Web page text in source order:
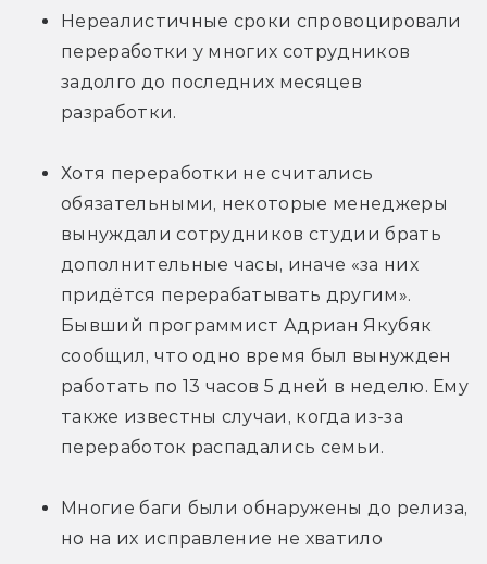
Нереалистичные сроки спровоцировали
переработки у многих сотрудников
задолго до последних месяцев
разработки.
Хотя переработки не считались
обязательными, некоторые менеджеры
вынуждали сотрудников студии брать
дополнительные часы, иначе «за них
придётся перерабатывать другим».
Бывший программист Адриан Якубяк
сообщил, что одно время был вынужден
работать по 13 часов 5 дней в неделю. Ему
также известны случаи, когда из-за
переработок распадались семьи.
Многие баги были обнаружены до релиза,
но на их исправление не хватило